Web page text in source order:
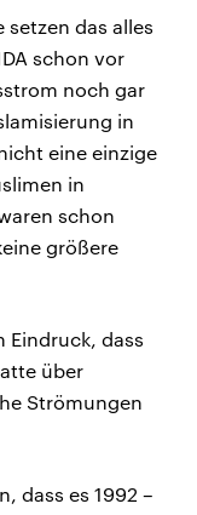
setzen das alles
schon vor
noch gar
in
eine einzige
in
schon
größere
Eindruck, dass
über
Strömungen
dass es 1992 –